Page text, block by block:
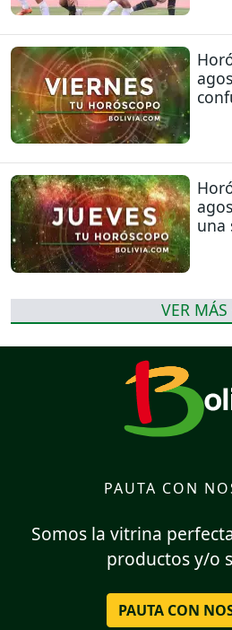
una
VER MÁS
PAUTA CON
Somos la vitrina
productos y/o
PAUTA CON